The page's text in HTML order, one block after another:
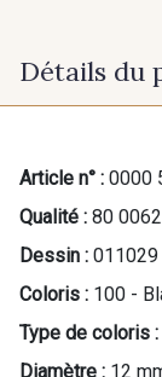
Détails du
Article n° : 0000
Qualité : 80
Dessin : 011029
Coloris : 100 -
Type de coloris :
Diamètre : 12